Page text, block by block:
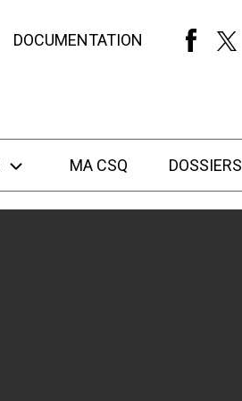
DOCUMENTATION
MA CSQ DOSSIERS